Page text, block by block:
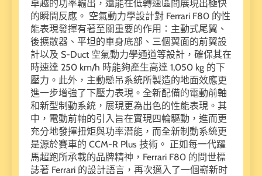
卓越的功率輸出，還能在低轉速區間展現出極快
的瞬間反應。 空氣動力學設計對 Ferrari F80 的性
能表現發揮有著至關重要的作用：主動式尾翼、
後擴散器、平坦的車身底部、三個翼面的前翼設
計以及 S-Duct 空氣動力學通道等設計，確保其在
時速達 250 km/h 時能夠產生高達 1,050 kg 的下
壓力。此外，主動懸吊系統所製造的地面效應更
進一步增強了下壓力表現。全新配備的電動前軸
和新型制動系統，展現更為出色的性能表現。其
中，電動前軸的引入旨在實現四輪驅動，進而更
充分地發揮扭矩與功率潛能，而全新制動系統更
是源於賽車的 CCM-R Plus 技術。 正如每一代躍
馬超跑所承載的品牌精神，Ferrari F80 的問世標
誌著 Ferrari 的設計語言，再次邁入了一個嶄新时